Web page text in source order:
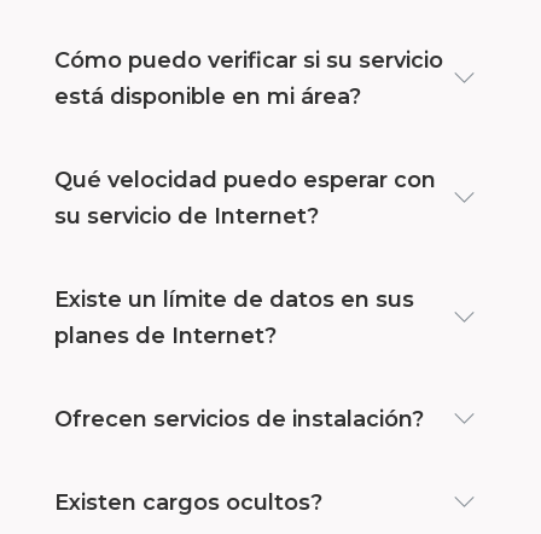
Cómo puedo verificar si su servicio
está disponible en mi área?
Qué velocidad puedo esperar con
su servicio de Internet?
Existe un límite de datos en sus
planes de Internet?
Ofrecen servicios de instalación?
Existen cargos ocultos?